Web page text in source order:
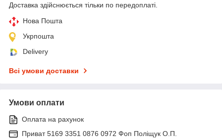
Доставка здійснюється тільки по передоплаті.
Нова Пошта
Укрпошта
Delivery
Всі умови доставки
Умови оплати
Оплата на рахунок
Приват 5169 3351 0876 0972 Фоп Поліщук О.П.